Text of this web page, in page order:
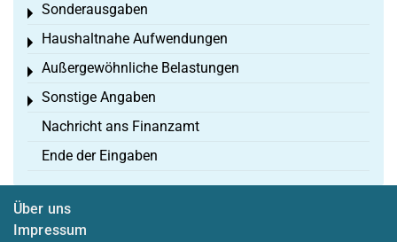
Sonderausgaben
Toggle menu
Haushaltnahe Aufwendungen
Toggle menu
Außergewöhnliche Belastungen
Toggle menu
Sonstige Angaben
Toggle menu
Nachricht ans Finanzamt
Ende der Eingaben
Über uns
Impressum